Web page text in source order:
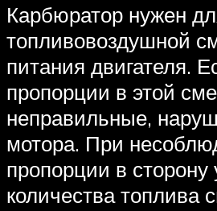
Карбюратор нужен
топливовоздушной
питания двигателя.
пропорции в этой
неправильные,
мотора. При
пропорции в сторону
количества топлива